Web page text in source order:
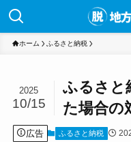
ホーム ふるさと納税
ふるさと
た場合の
2025
10/15
広告 ふるさと納税